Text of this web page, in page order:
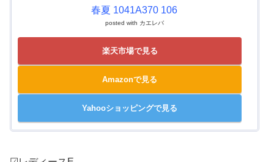
春夏 1041A370 106
posted with カエレバ
楽天市場で見る
Amazonで見る
Yahooショッピングで見る